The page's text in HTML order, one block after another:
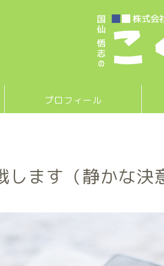
プロフィール
ます（静かな決